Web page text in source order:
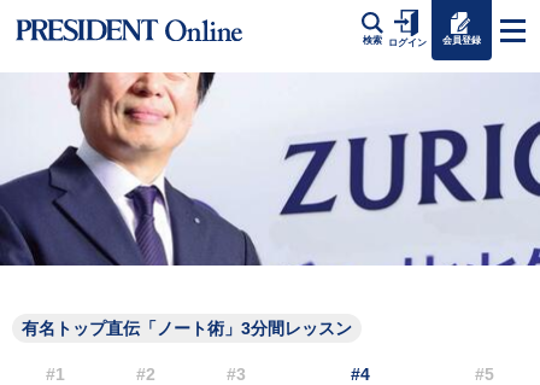
検索 ログイン 会員登録
有名トップ直伝「ノート術」3分間レッスン
#1 #2 #3 #4 #5